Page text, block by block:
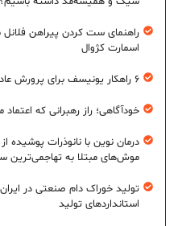
راهنمای ست کردن پیراهن فلانل
اسمارت کژوال
۶ راهکار یونیسف برای پرورش عادت‌های غذایی سالم در کودکان
خودآگاهی؛ راز رهبرانی که
موش‌های مبتلا به تهاجمی‌ترین
تولید خوراک دام صنعتی در
استانداردهای تولید